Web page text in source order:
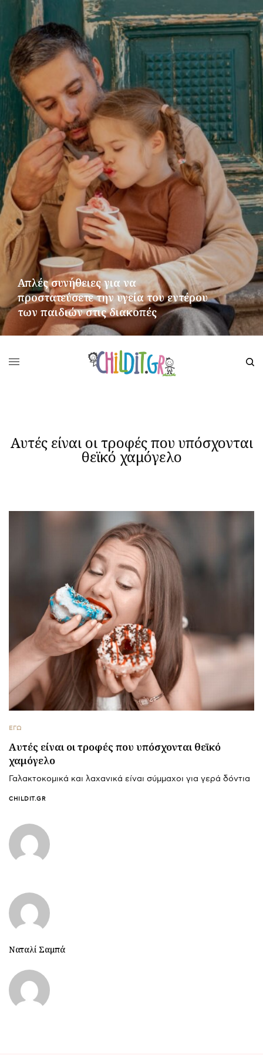
Απλές συνήθειες για να
προστατεύσετε την υγεία του εντέρου
των παιδιών στις διακοπές
Αυτές είναι οι τροφές που υπόσχονται
θεϊκό χαμόγελο
ΕΓΩ
Αυτές είναι οι τροφές που υπόσχονται θεϊκό
χαμόγελο
Γαλακτοκομικά και λαχανικά είναι σύμμαχοι για γερά δόντια
CHILDIT.GR
Ναταλί Σαμπά